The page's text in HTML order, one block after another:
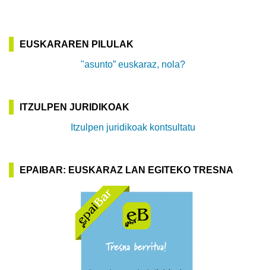
EUSKARAREN PILULAK
"asunto” euskaraz, nola?
ITZULPEN JURIDIKOAK
Itzulpen juridikoak kontsultatu
EPAIBAR: EUSKARAZ LAN EGITEKO TRESNA